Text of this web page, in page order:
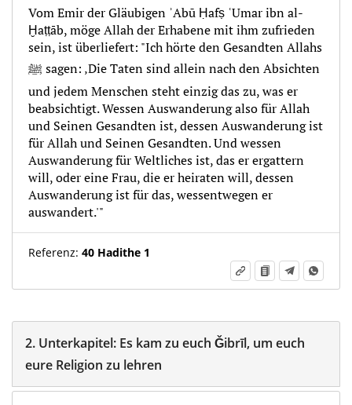
Vom Emir der Gläubigen ʾAbū Ḥafṣ ʿUmar ibn al-
Ḫaṭṭāb, möge Allah der Erhabene mit ihm zufrieden
sein, ist überliefert: "Ich hörte den Gesandten Allahs
ﷺ sagen: ‚Die Taten sind allein nach den Absichten
und jedem Menschen steht einzig das zu, was er
beabsichtigt. Wessen Auswanderung also für Allah
und Seinen Gesandten ist, dessen Auswanderung ist
für Allah und Seinen Gesandten. Und wessen
Auswanderung für Weltliches ist, das er ergattern
will, oder eine Frau, die er heiraten will, dessen
Auswanderung ist für das, wessentwegen er
auswandert.'"
Referenz: 40 Hadithe 1
2. Unterkapitel: Es kam zu euch Ǧibrīl, um euch
eure Religion zu lehren